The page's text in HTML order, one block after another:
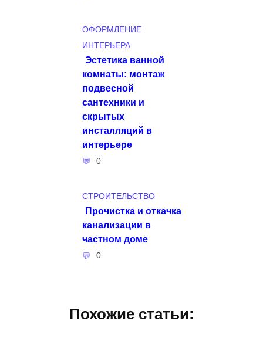
ОФОРМЛЕНИЕ
ИНТЕРЬЕРА
Эстетика ванной
комнаты: монтаж
подвесной
сантехники и
скрытых
инсталляций в
интерьере
0
СТРОИТЕЛЬСТВО
Прочистка и откачка
канализации в
частном доме
0
Похожие статьи: